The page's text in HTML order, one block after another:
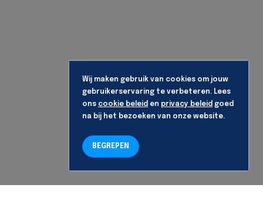
Wij maken gebruik van cookies om jouw
gebruikerservaring te verbeteren. Lees
ons cookie beleid en privacy beleid goed
na bij het bezoeken van onze website.
BEGREPEN